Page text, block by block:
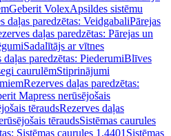
Geberit VolexApsildes sistēmu
daļas paredzētas: VeidgabaliPārejas
daļas paredzētas: Pārejas un
Sadalītājs ar vītnes
daļas paredzētas: PiederumiBlīves
caurulēmStiprinājumi
Rezerves daļas paredzētas:
Mapress nerūsējošais
tēraudsRezerves daļas
tēraudsSistēmas caurules
Sistēmas caurules 1.4401 Sistēmas